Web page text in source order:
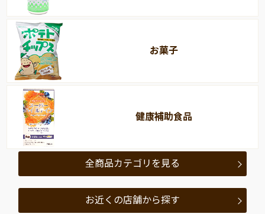
お菓子
健康補助食品
全商品カテゴリを見る
お近くの店舗から探す